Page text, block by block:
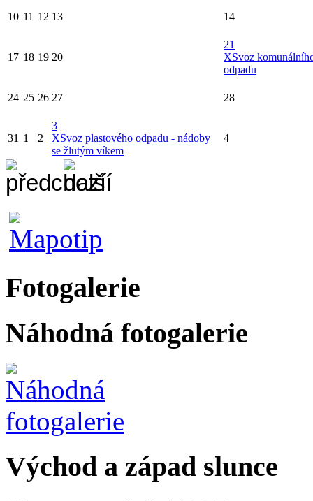
10 11 12 13 14
17 18 19 20
21
XSvoz
odpadu
24 25 26 27 28
31 1 2
3
XSvoz plastového odpadu - nádoby
se žlutým víkem
4
Fotogalerie
Náhodná fotogalerie
Východ a západ slunce